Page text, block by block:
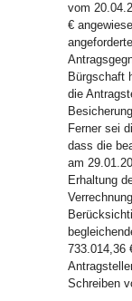
vom
€
Bürgschaft
die
Ferner sei
dass die
am
Erhaltung
733.014,36
Schreiben